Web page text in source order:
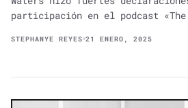
participación en el podcast
STEPHANYE REYES 21 ENERO, 2025